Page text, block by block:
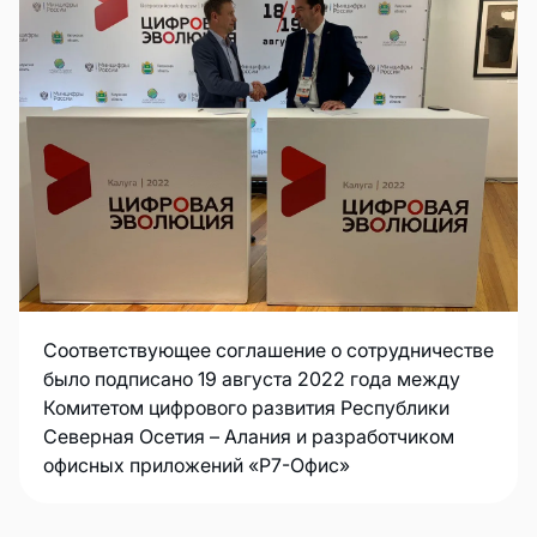
Соответствующее соглашение о сотрудничестве
было подписано 19 августа 2022 года между
Комитетом цифрового развития Республики
Северная Осетия – Алания и разработчиком
офисных приложений «Р7-Офис»